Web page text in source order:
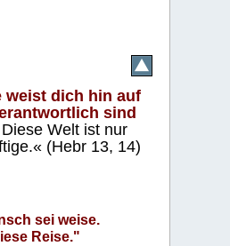
weist dich hin auf
sind
Diese Welt ist nur
(Hebr 13, 14)
sei weise.
Reise."